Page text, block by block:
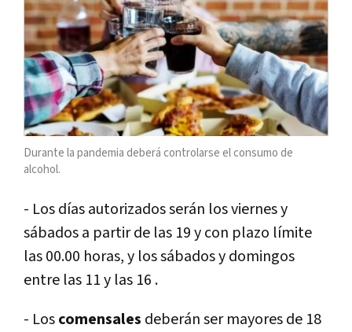
Durante la pandemia deberá controlarse el consumo de
alcohol.
- Los días autorizados serán los viernes y
sábados a partir de las 19 y con plazo límite
las 00.00 horas, y los sábados y domingos
entre las 11 y las 16 .
- Loscomensales deberán ser mayores de 18